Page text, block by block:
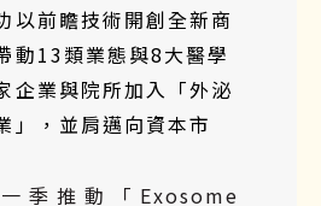
以前瞻技術開創全新商
動13類業態與8大醫學
企業與院所加入「外泌
」，並肩邁向資本市
季推動「Exosome